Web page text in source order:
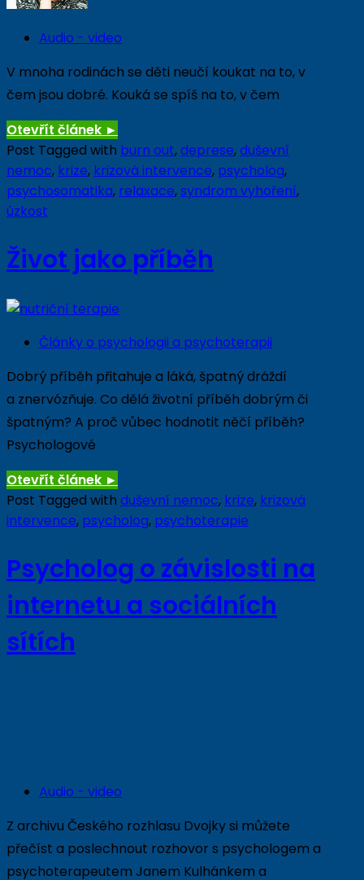
Audio - video
V mnoha rodinách se děti neučí koukat na to, v
čem jsou dobré. Kouká se spíš na to, v čem
Otevřít článek ►
Post Tagged with burn out,deprese,duševní
nemoc, krize, krizová intervence, psycholog,
psychosomatika, relaxace,syndrom vyhoření,
úzkost
Život jako příběh
Články o psychologii a psychoterapii
Dobrý příběh přitahuje a láká, špatný dráždí
a znervózňuje. Co dělá životní příběh dobrým či
špatným? A proč vůbec hodnotit něčí příběh?
Psychologové
Otevřít článek ►
Post Tagged with duševní nemoc, krize, krizová
intervence, psycholog, psychoterapie
Psycholog o závislosti na
internetu a sociálních
sítích
Audio - video
Z archivu Českého rozhlasu Dvojky si můžete
přečíst a poslechnout rozhovor s psychologem a
psychoterapeutem Janem Kulhánkem a